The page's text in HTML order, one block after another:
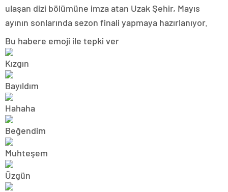
ulaşan dizi bölümüne imza atan Uzak Şehir, Mayıs
ayının sonlarında sezon finali yapmaya hazırlanıyor.
Bu habere emoji ile tepki ver